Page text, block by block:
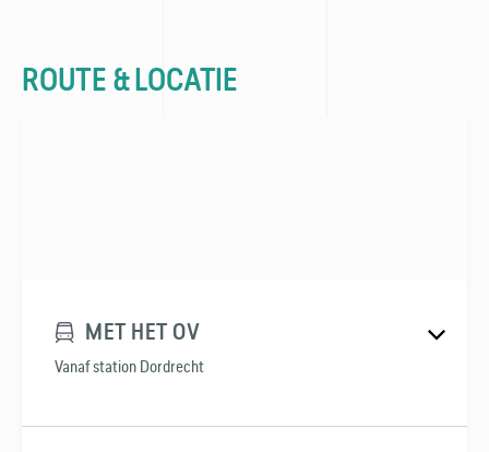
ROUTE & LOCATIE
MET HET OV
Vanaf station Dordrecht